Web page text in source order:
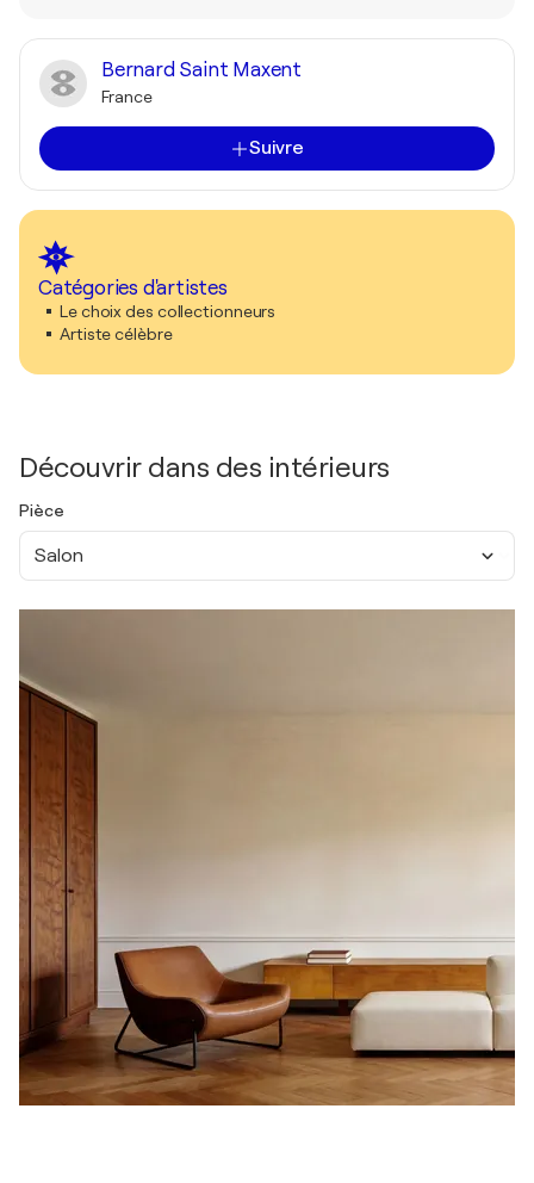
Bernard Saint Maxent
France
Suivre
Catégories d'artistes
Le choix des collectionneurs
Artiste célèbre
Découvrir dans des intérieurs
Pièce
Salon